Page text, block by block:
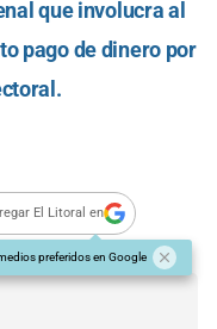
que involucra al
pago de dinero por
El Litoral en
preferidos en Google